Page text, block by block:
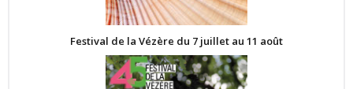
Festival de la Vézère du 7 juillet au 11 août